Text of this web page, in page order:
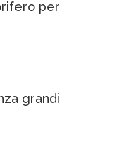
per
grandi